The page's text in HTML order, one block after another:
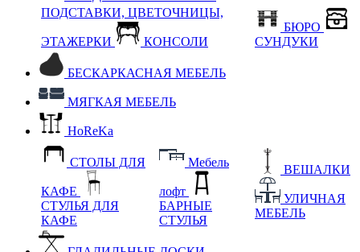
ПОДСТАВКИ, ЦВЕТОЧНИЦЫ,
ЭТАЖЕРКИ КОНСОЛИ
БЮРО
СУНДУКИ
БЕСКАРКАСНАЯ МЕБЕЛЬ
МЯГКАЯ МЕБЕЛЬ
HoReKa
СТОЛЫ ДЛЯ
КАФЕ
СТУЛЬЯ ДЛЯ
КАФЕ
Мебель
лофт
БАРНЫЕ
СТУЛЬЯ
ВЕШАЛКИ
УЛИЧНАЯ
МЕБЕЛЬ